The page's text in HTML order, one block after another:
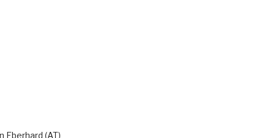
Eberhard (AT)